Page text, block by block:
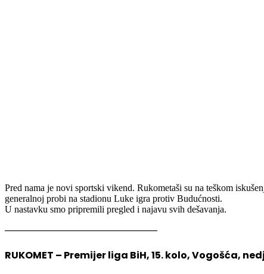
Pred nama je novi sportski vikend. Rukometaši su na teškom
generalnoj probi na stadionu Luke igra protiv Budućnosti.
U nastavku smo pripremili pregled i najavu svih dešavanja.
————————————————
RUKOMET – Premijer liga BiH, 15. kolo, Vogošća,